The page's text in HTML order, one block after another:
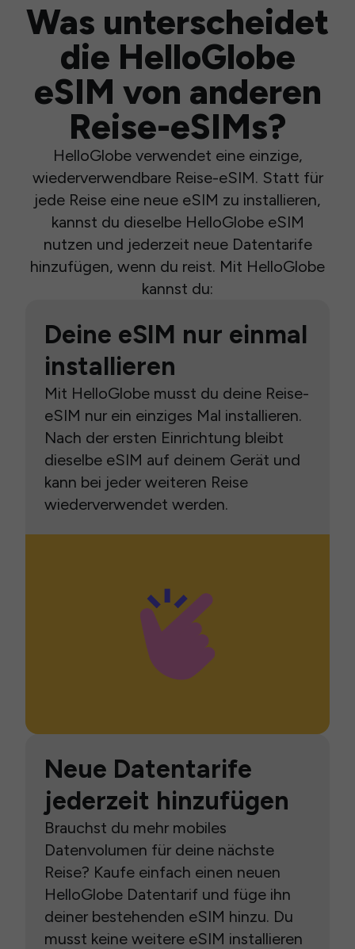
Was unterscheidet
die HelloGlobe
eSIM von anderen
Reise-eSIMs?
HelloGlobe verwendet eine einzige,
wiederverwendbare Reise-eSIM. Statt für
jede Reise eine neue eSIM zu installieren,
kannst du dieselbe HelloGlobe eSIM
nutzen und jederzeit neue Datentarife
hinzufügen, wenn du reist. Mit HelloGlobe
kannst du:
Deine eSIM nur einmal
installieren
Mit HelloGlobe musst du deine Reise-
eSIM nur ein einziges Mal installieren.
Nach der ersten Einrichtung bleibt
dieselbe eSIM auf deinem Gerät und
kann bei jeder weiteren Reise
wiederverwendet werden.
Neue Datentarife
jederzeit hinzufügen
Brauchst du mehr mobiles
Datenvolumen für deine nächste
Reise? Kaufe einfach einen neuen
HelloGlobe Datentarif und füge ihn
deiner bestehenden eSIM hinzu. Du
musst keine weitere eSIM installieren